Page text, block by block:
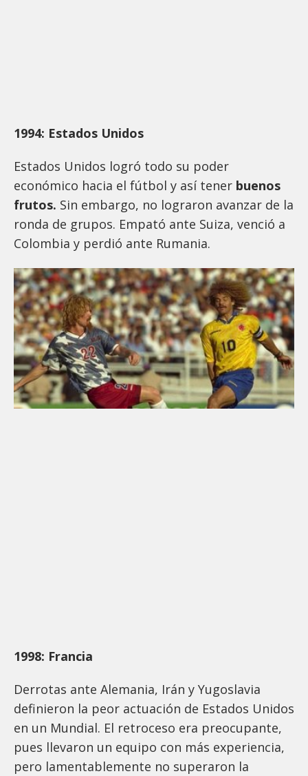
1994: Estados Unidos
Estados Unidos logró todo su poder
económico hacia el fútbol y así tener buenos
frutos. Sin embargo, no lograron avanzar de la
ronda de grupos. Empató ante Suiza, venció a
Colombia y perdió ante Rumania.
1998: Francia
Derrotas ante Alemania, Irán y Yugoslavia
definieron la peor actuación de Estados Unidos
en un Mundial. El retroceso era preocupante,
pues llevaron un equipo con más experiencia,
pero lamentablemente no superaron la